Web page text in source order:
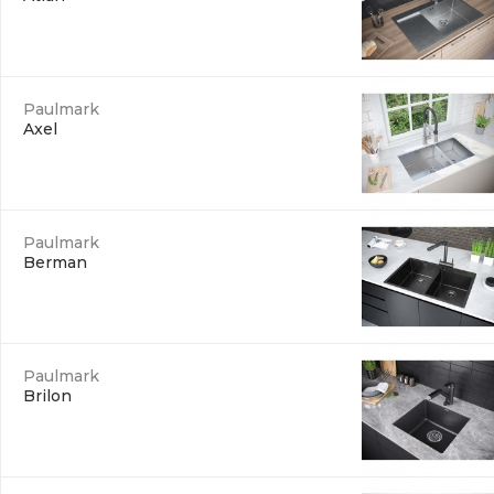
Paulmark
Axel
Paulmark
Berman
Paulmark
Brilon